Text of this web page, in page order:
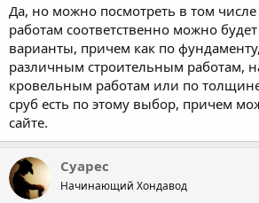
Да, но можно посмотреть в том
работам соответственно можно
варианты, причем как по
различным строительным работам,
кровельным работам или по
сруб есть по этому выбор, причем
сайте.
Суарес
Начинающий Хондавод